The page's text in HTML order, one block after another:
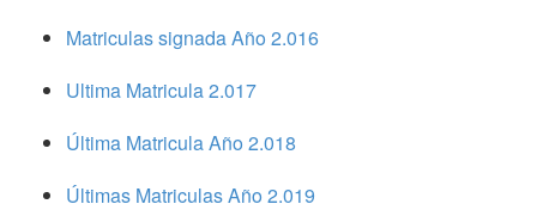
Matriculas signada Año 2.016
Ultima Matricula 2.017
Última Matricula Año 2.018
Últimas Matriculas Año 2.019